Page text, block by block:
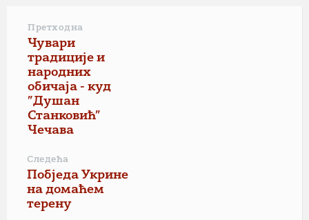
Претходна
Чувари
традиције и
народних
обичаја - куд
”Душан
Станковић”
Чечава
Следећа
Побједа Укрине
на домаћем
терену